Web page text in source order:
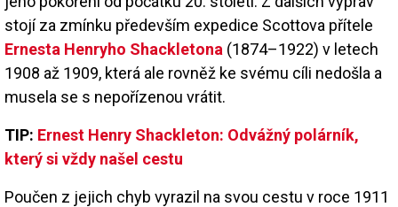
stojí za zmínku především expedice Scottova přítele
Ernesta Henryho Shackletona (1874–1922) v letech
1908 až 1909, která ale rovněž ke svému cíli nedošla a
musela se s nepořízenou vrátit.
TIP: Ernest Henry Shackleton: Odvážný polárník,
který si vždy našel cestu
Poučen z jejich chyb vyrazil na svou cestu v roce 1911